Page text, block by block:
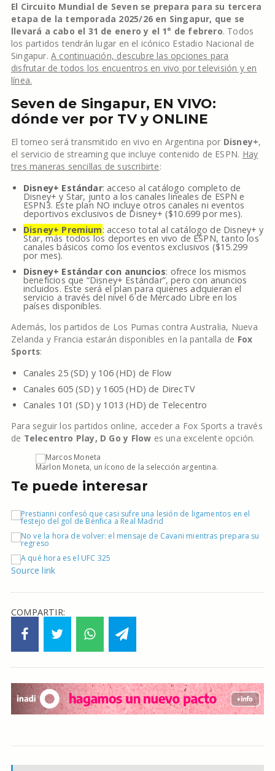
El Circuito Mundial de Seven se prepara para su tercera
etapa de la temporada 2025/26 en Singapur, que se
llevará a cabo el 31 de enero y el 1° de febrero. Todos
los partidos tendrán lugar en el icónico Estadio Nacional de
Singapur. A continuación, descubre las opciones para
disfrutar de todos los encuentros en vivo por televisión y en
línea.
Seven de Singapur, EN VIVO:
dónde ver por TV y ONLINE
El torneo será transmitido en vivo en Argentina por Disney+,
el servicio de streaming que incluye contenido de ESPN. Hay
tres maneras sencillas de suscribirte:
Disney+ Estándar: acceso al catálogo completo de
Disney+ y Star, junto a los canales lineales de ESPN e
ESPN3. Este plan NO incluye otros canales ni eventos
deportivos exclusivos de Disney+ ($10.699 por mes).
Disney+ Premium: acceso total al catálogo de Disney+ y
Star, más todos los deportes en vivo de ESPN, tanto los
canales básicos como los eventos exclusivos ($15.299
por mes).
Disney+ Estándar con anuncios: ofrece los mismos
beneficios que “Disney+ Estándar”, pero con anuncios
incluidos. Este será el plan para quienes adquieran el
servicio a través del nivel 6 de Mercado Libre en los
países disponibles.
Además, los partidos de Los Pumas contra Australia, Nueva
Zelanda y Francia estarán disponibles en la pantalla de Fox
Sports:
Canales 25 (SD) y 106 (HD) de Flow
Canales 605 (SD) y 1605 (HD) de DirecTV
Canales 101 (SD) y 1013 (HD) de Telecentro
Para seguir los partidos online, acceder a Fox Sports a través
de Telecentro Play, D Go y Flow es una excelente opción.
Marlon Moneta, un ícono de la selección argentina.
Te puede interesar
Source link
COMPARTIR: